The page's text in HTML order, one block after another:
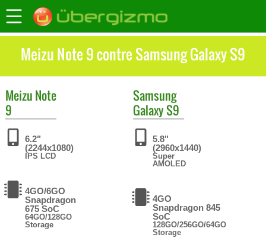
Meizu Note 9 contre Samsung Galaxy S9
Meizu Note
9
6.2"
(2244x1080)
IPS LCD
4GO/6GO
Snapdragon
675 SoC
64GO/128GO
Storage
Samsung
Galaxy S9
5.8"
(2960x1440)
Super
AMOLED
4GO
Snapdragon 845
SoC
128GO/256GO/64GO
Storage